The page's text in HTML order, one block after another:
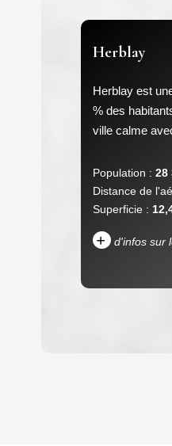
Herblay
Herblay est
% des
ville calme
Population : 28
Distance de
Superficie :
+ d'infos sur